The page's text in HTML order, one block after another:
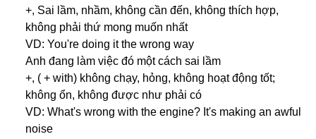
+, Sai lầm, nhầm, không cần đến, không thích hợp,
không phải thứ mong muốn nhất
VD: You're doing it the wrong way
Anh đang làm việc đó một cách sai lầm
+, ( + with) không chạy, hỏng, không hoạt động tốt;
không ổn, không được như phải có
VD: What's wrong with the engine? It's making an awful
noise